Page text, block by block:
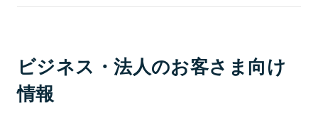
ビジネス・法人のお客さま向け
情報